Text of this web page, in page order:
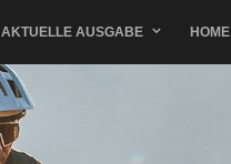
AKTUELLE AUSGABE HOME